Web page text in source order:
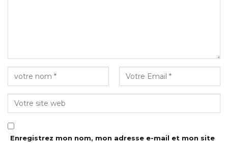
Enregistrez mon nom, mon adresse e-mail et mon site